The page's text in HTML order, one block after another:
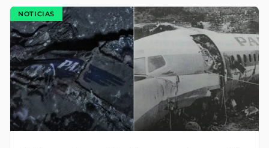
NOTICIAS